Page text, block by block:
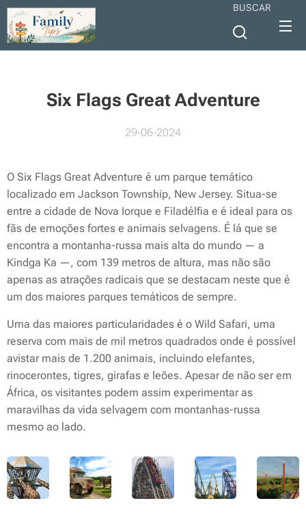
BUSCAR
Six Flags Great Adventure
29-06-2024
O Six Flags Great Adventure é um parque temático
localizado em Jackson Township, New Jersey. Situa-se
entre a cidade de Nova Iorque e Filadélfia e é ideal para os
fãs de emoções fortes e animais selvagens. É lá que se
encontra a montanha-russa mais alta do mundo — a
Kindga Ka —, com 139 metros de altura, mas não são
apenas as atrações radicais que se destacam neste que é
um dos maiores parques temáticos de sempre.
Uma das maiores particularidades é o Wild Safari, uma
reserva com mais de mil metros quadrados onde é possível
avistar mais de 1.200 animais, incluindo elefantes,
rinocerontes, tigres, girafas e leões. Apesar de não ser em
África, os visitantes podem assim experimentar as
maravilhas da vida selvagem com montanhas-russa
mesmo ao lado.